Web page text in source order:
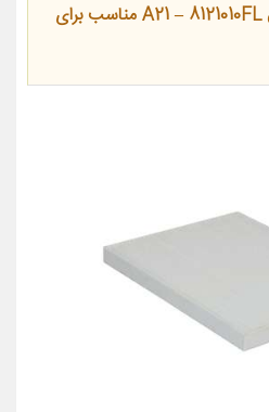
فیلتر کابین خودرو آرو مدل A21 – 8121010FL مناسب برای